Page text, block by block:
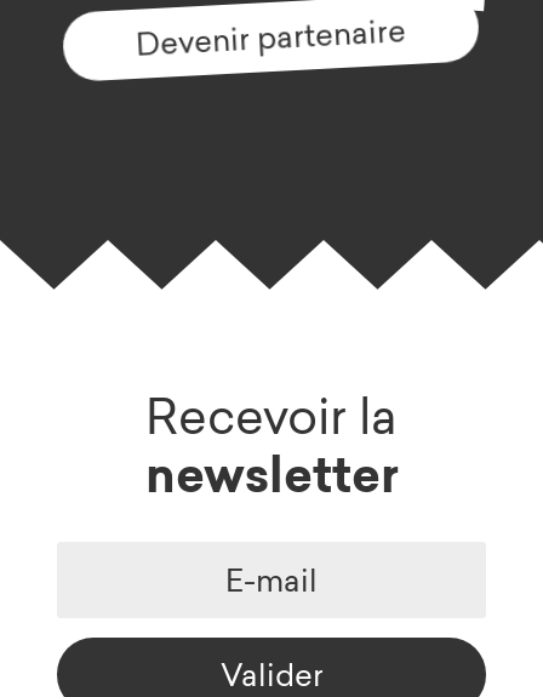
Devenir partenaire
Recevoir la
newsletter
Valider